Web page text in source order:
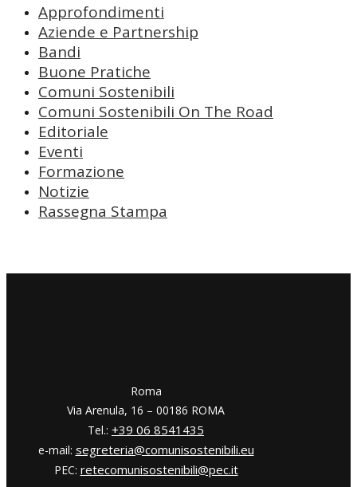
Approfondimenti
Aziende e Partnership
Bandi
Buone Pratiche
Comuni Sostenibili
Comuni Sostenibili On The Road
Editoriale
Eventi
Formazione
Notizie
Rassegna Stampa
​​Roma
Via Arenula, 16 – 00186 ROMA
Tel.: +39 06 8541435
e-mail: segreteria@comunisostenibili.eu
PEC: retecomunisostenibili@pec.it